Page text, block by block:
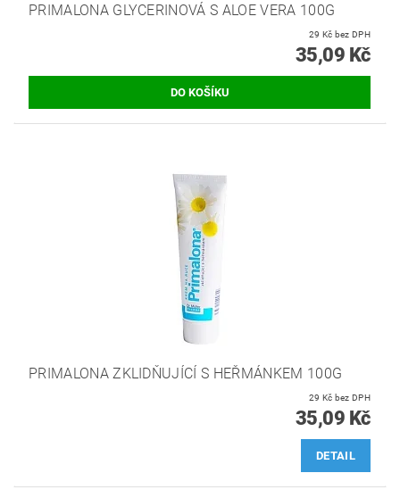
PRIMALONA GLYCERINOVÁ S ALOE VERA 100G
29 Kč bez DPH
35,09 Kč
PRIMALONA ZKLIDŇUJÍCÍ S HEŘMÁNKEM 100G
29 Kč bez DPH
35,09 Kč
DETAIL